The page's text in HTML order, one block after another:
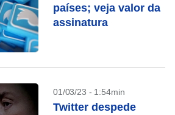
países; veja valor da
assinatura
01/03/23 - 1:54min
Twitter despede